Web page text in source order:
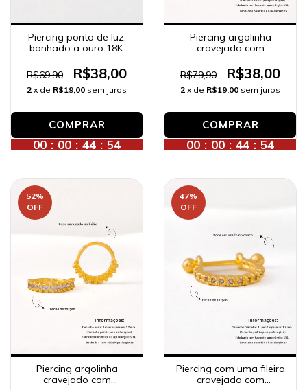
Piercing ponto de luz,
banhado a ouro 18K.
R$69,90 R$38,00
2 x de R$19,00 sem juros
00 : 00 : 44 : 52
Piercing argolinha
cravejado com
nariz), banhado a ouro
18K.
R$79,90 R$38,00
2 x de R$19,00 sem juros
00 : 00 : 44 : 52
52%
OFF
Piercing argolinha
cravejado com
47%
OFF
Piercing com uma fileira
cravejada com